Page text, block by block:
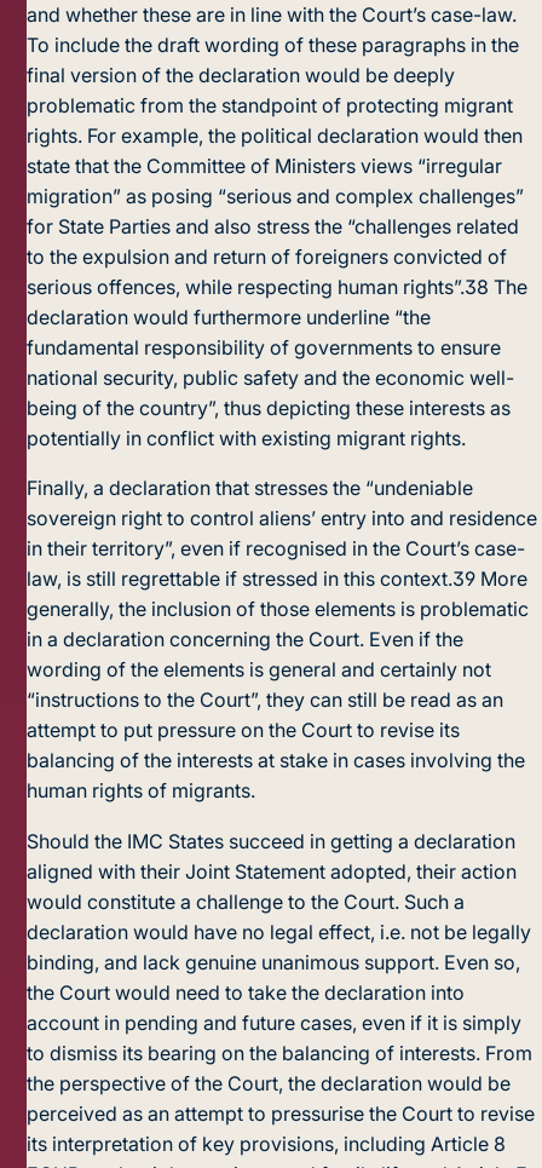
and whether these are in line with the Court’s case-law.
To include the draft wording of these paragraphs in the
final version of the declaration would be deeply
problematic from the standpoint of protecting migrant
rights. For example, the political declaration would then
state that the Committee of Ministers views “irregular
migration” as posing “serious and complex challenges”
for State Parties and also stress the “challenges related
to the expulsion and return of foreigners convicted of
serious offences, while respecting human rights”.38 The
declaration would furthermore underline “the
fundamental responsibility of governments to ensure
national security, public safety and the economic well-
being of the country”, thus depicting these interests as
potentially in conflict with existing migrant rights.
Finally, a declaration that stresses the “undeniable
sovereign right to control aliens’ entry into and residence
in their territory”, even if recognised in the Court’s case-
law, is still regrettable if stressed in this context.39 More
generally, the inclusion of those elements is problematic
in a declaration concerning the Court. Even if the
wording of the elements is general and certainly not
“instructions to the Court”, they can still be read as an
attempt to put pressure on the Court to revise its
balancing of the interests at stake in cases involving the
human rights of migrants.
Should the IMC States succeed in getting a declaration
aligned with their Joint Statement adopted, their action
would constitute a challenge to the Court. Such a
declaration would have no legal effect, i.e. not be legally
binding, and lack genuine unanimous support. Even so,
the Court would need to take the declaration into
account in pending and future cases, even if it is simply
to dismiss its bearing on the balancing of interests. From
the perspective of the Court, the declaration would be
perceived as an attempt to pressurise the Court to revise
its interpretation of key provisions, including Article 8